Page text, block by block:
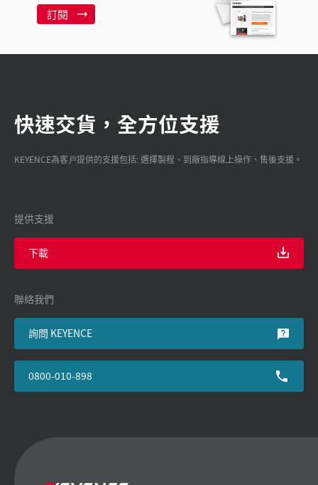
訂閱
快速交貨，全方位支援
KEYENCE為客戸提供的支援包括: 選擇製程、到廠指導線上操作、售後支援。
提供支援
下載
聯絡我們
詢問 KEYENCE
0800-010-898